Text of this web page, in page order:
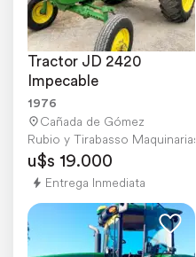
Tractor JD 2420
Impecable
1976
Cañada de Gómez
Rubio y Tirabasso Maquinarias
u$s 19.000
Entrega Inmediata